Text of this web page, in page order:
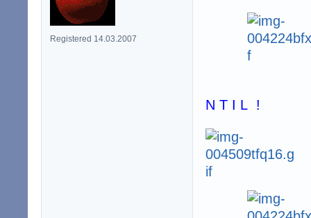
Registered 14.03.2007
N T I L !